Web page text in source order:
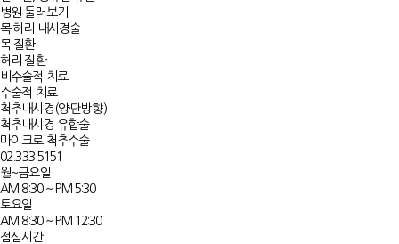
병원 둘러보기
목·허리 내시경술
목 질환
허리 질환
비수술적 치료
수술적 치료
척추내시경(양·단방향)
척추내시경 유합술
마이크로 척추수술
02.333.5151
월~금요일
AM 8:30 ~ PM 5:30
토요일
AM 8:30 ~ PM 12:30
점심시간